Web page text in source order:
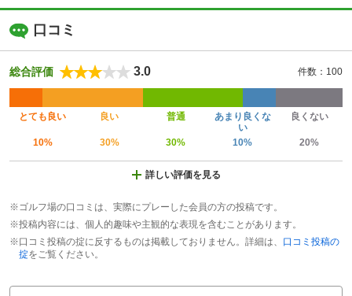
口コミ
総合評価 3.0 件数：100
とても良い 良い 普通
あまり良くな
い
良くない
10% 30% 30% 10% 20%
詳しい評価を見る
※ゴルフ場の口コミは、実際にプレーした会員の方の投稿です。
※投稿内容には、個人的趣味や主観的な表現を含むことがあります。
※口コミ投稿の掟に反するものは掲載しておりません。詳細は、 口コミ投稿の
掟をご覧ください。